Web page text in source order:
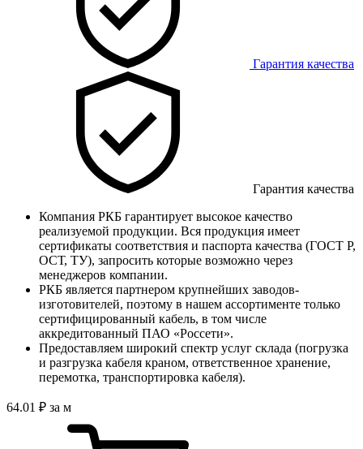
Гарантия качества
Гарантия качества
Компания РКБ гарантирует высокое качество
реализуемой продукции. Вся продукция имеет
сертификаты соответствия и паспорта качества (ГОСТ Р,
ОСТ, ТУ), запросить которые возможно через
менеджеров компании.
РКБ является партнером крупнейших заводов-
изготовителей, поэтому в нашем ассортименте только
сертифицированный кабель, в том числе
аккредитованный ПАО «Россети».
Предоставляем широкий спектр услуг склада (погрузка
и разгрузка кабеля краном, ответственное хранение,
перемотка, транспортировка кабеля).
64.01 ₽ за м